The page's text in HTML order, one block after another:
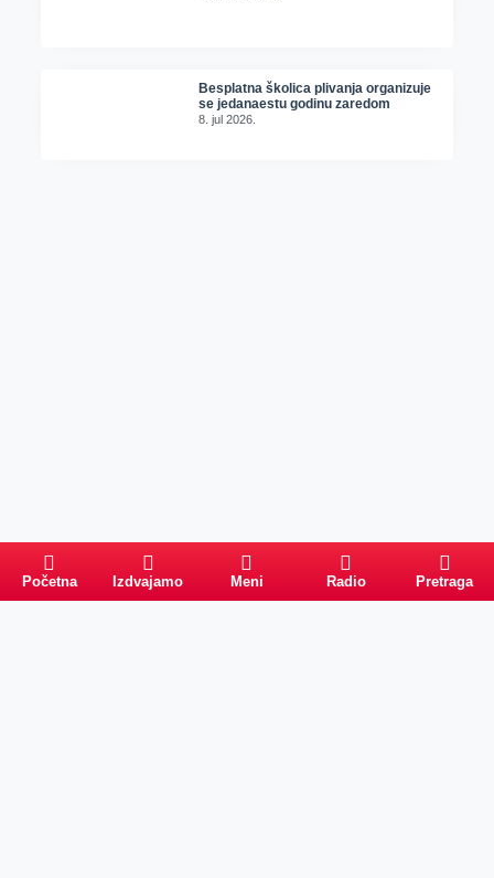
Besplatna školica plivanja organizuje
se jedanaestu godinu zaredom
8. jul 2026.
Početna Izdvajamo Meni Radio Pretraga